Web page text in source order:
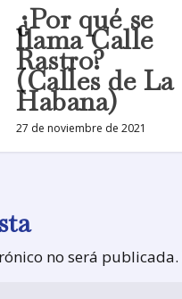
¿Por qué se
llama Calle
Rastro?
(Calles de La
Habana)
27 de noviembre de 2021
no será publicada.